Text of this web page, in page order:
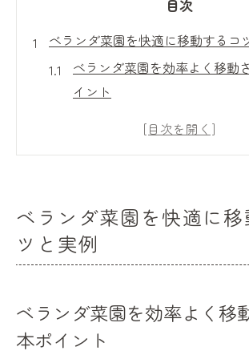
目次
ベランダ菜園を快適に移動するコ
ベランダ菜園を効率よく移動
イント
狭いベランダで菜園移動を楽
日当たりや風通しを考えたベ
置術
重い鉢も楽々！菜園移動の効率ア
重い植木鉢の移動方法でベラ
ベランダ菜園を快適に移
ツと実例
ベランダ菜園を効率よく移
本ポイント